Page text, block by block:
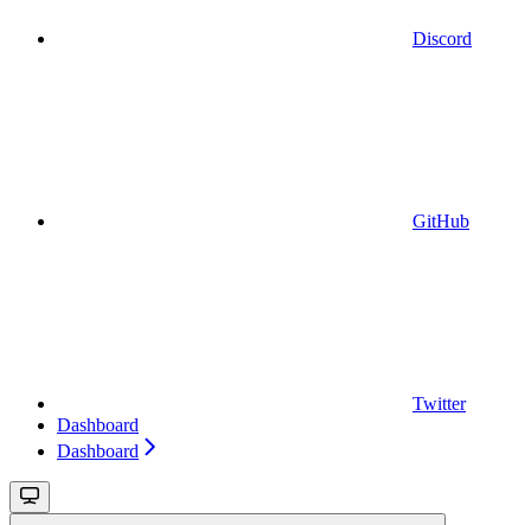
Discord
GitHub
Twitter
Dashboard
Dashboard